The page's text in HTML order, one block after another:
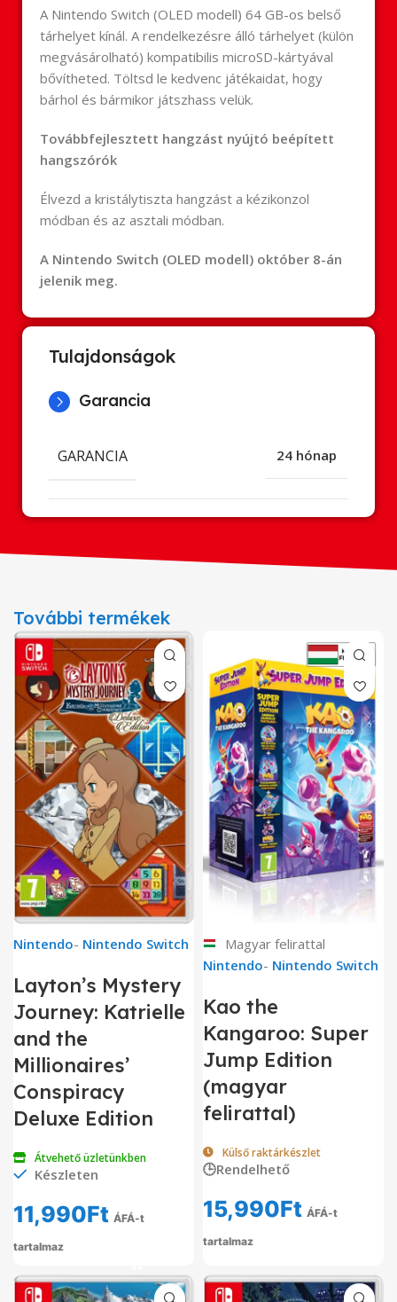
A Nintendo Switch (OLED modell) 64 GB-os belső
tárhelyet kínál. A rendelkezésre álló tárhelyet (külön
megvásárolható) kompatibilis microSD-kártyával
bővítheted. Töltsd le kedvenc játékaidat, hogy
bárhol és bármikor játszhass velük.
Továbbfejlesztett hangzást nyújtó beépített
hangszórók
Élvezd a kristálytiszta hangzást a kézikonzol
módban és az asztali módban.
A Nintendo Switch (OLED modell) október 8-án
jelenik meg.
Tulajdonságok
Garancia
GARANCIA 24 hónap
További termékek
Nintendo- Nintendo Switch
Layton’s Mystery
Journey: Katrielle
and the
Millionaires’
Conspiracy
Deluxe Edition
Átvehető üzletünkben
Készleten
11,990Ft ÁFÁ-t
tartalmaz
Magyar felirattal
Nintendo- Nintendo Switch
Kao the
Kangaroo: Super
Jump Edition
(magyar
felirattal)
Külső raktárkészlet
🕒Rendelhető
15,990Ft ÁFÁ-t
tartalmaz